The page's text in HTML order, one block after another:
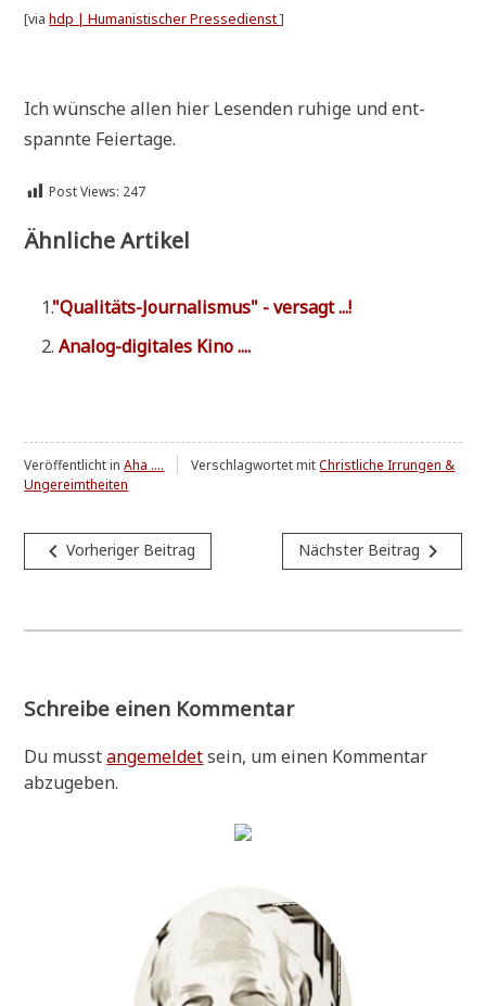
[viahdp | Huma­ni­sti­scher Pres­se­dienst]
Ich wün­sche allen hier Lesen­den ruhi­ge und ent­
spann­te Feiertage.
Post Views: 247
Ähnliche Artikel
"Qua­li­täts-Jour­na­lis­mus" - versagt ...!
Ana­log-digi­ta­les Kino ....
Veröffentlicht inAha .... Verschlagwortet mitChristliche Irrungen &
Ungereimtheiten
Beitragsnavigation
navigate_beforeVorheriger Beitrag Nächster Beitrag navigate_next
Schreibe einen Kommentar
Du musstangemeldetsein, um einen Kommentar
abzugeben.